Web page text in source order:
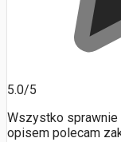
5.0/5
Wszystko
opisem polecam